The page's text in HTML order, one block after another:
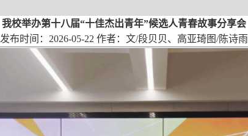
我校举办第十八届“十佳杰出青年”候选人青春故事分享会
发布时间：2026-05-22 作者：文/段贝贝、高亚琦图/陈诗雨